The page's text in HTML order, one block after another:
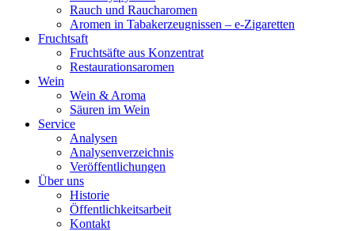
Rauch und Raucharomen
Aromen in Tabakerzeugnissen – e-Zigaretten
Fruchtsaft
Fruchtsäfte aus Konzentrat
Restaurationsaromen
Wein
Wein & Aroma
Säuren im Wein
Service
Analysen
Analysenverzeichnis
Veröffentlichungen
Über uns
Historie
Öffentlichkeitsarbeit
Kontakt